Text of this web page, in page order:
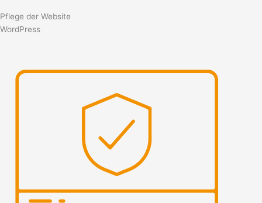
Pflege der Website
WordPress